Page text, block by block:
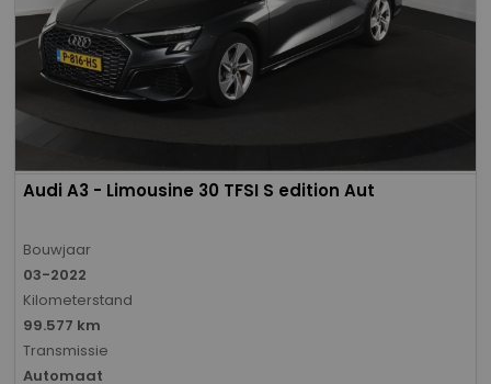
Audi A3 - Limousine 30 TFSI S edition Aut
Bouwjaar
03-2022
Kilometerstand
99.577 km
Transmissie
Automaat